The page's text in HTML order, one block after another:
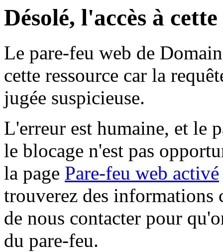
Désolé, l'accès à
Le pare-feu web de
cette ressource car la
jugée suspicieuse.
L'erreur est humaine, et le
le blocage n'est pas
la page Pare-feu web activé
trouverez des informations
de nous contacter pour
du pare-feu.